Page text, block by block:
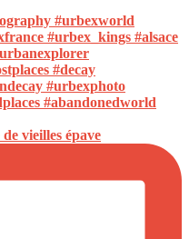
vieilles épave